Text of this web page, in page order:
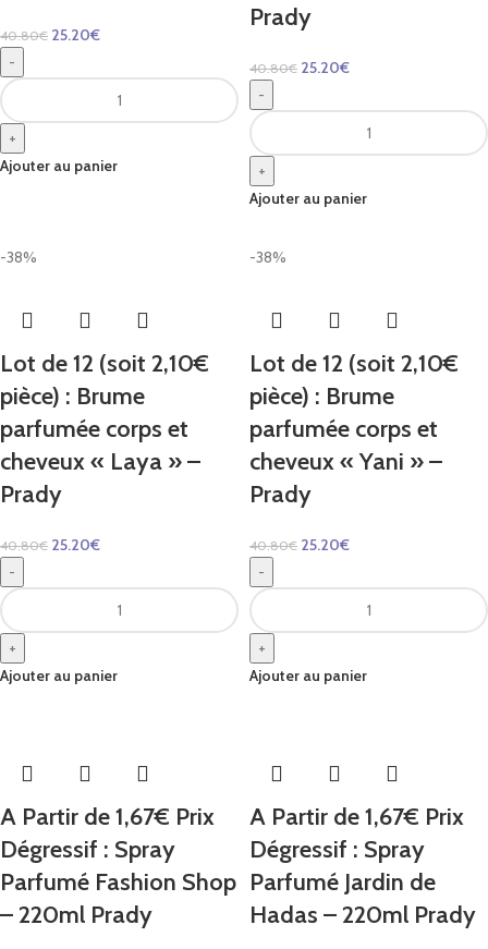
40.80€ 25.20€
-
+
Ajouter au panier
Prady
40.80€ 25.20€
-
+
Ajouter au panier
-38%
Lot de 12 (soit 2,10€
pièce) : Brume
parfumée corps et
cheveux « Laya » –
Prady
40.80€ 25.20€
-
+
Ajouter au panier
-38%
Lot de 12 (soit 2,10€
pièce) : Brume
parfumée corps et
cheveux « Yani » –
Prady
40.80€ 25.20€
-
+
Ajouter au panier
A Partir de 1,67€ Prix
Dégressif : Spray
Parfumé Fashion Shop
– 220ml Prady
A Partir de 1,67€ Prix
Dégressif : Spray
Parfumé Jardin de
Hadas – 220ml Prady